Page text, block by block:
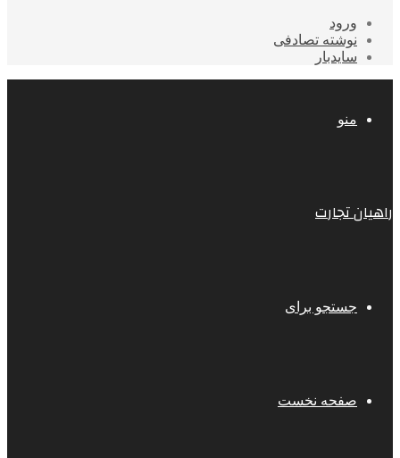
ورود
نوشته تصادفی
سایدبار
منو
راهیان تجارت
جستجو برای
صفحه نخست